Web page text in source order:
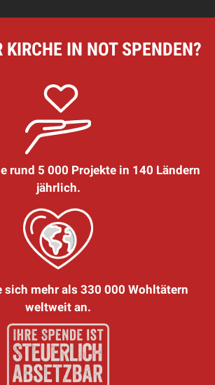
KIRCHE IN NOT SPENDEN?
rund 5 000 Projekte in 140 Ländern
jährlich.
sich mehr als 330 000 Wohltätern
weltweit an.